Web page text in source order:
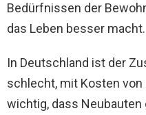
Bedürfnissen der
das Leben besser macht.
In Deutschland ist der
schlecht, mit Kosten von
wichtig, dass